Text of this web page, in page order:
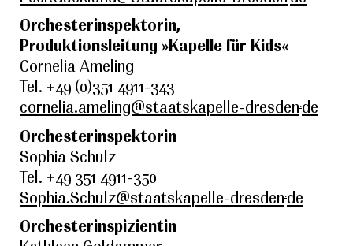
Orchesterinspektorin,
Produktionsleitung »Kapelle für Kids«
Cornelia Ameling
Tel. +49 (0)351 4911-343
cornelia.ameling@staatskapelle-dresden.de
Orchesterinspektorin
Sophia Schulz
Tel. +49 351 4911-350
Sophia.Schulz@staatskapelle-dresden.de
Orchesterinspizientin